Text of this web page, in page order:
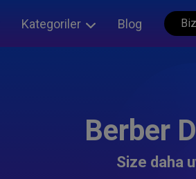
Kategoriler Blog
Berber
Size daha